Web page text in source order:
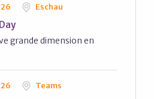
Eschau
grande dimension en
Teams